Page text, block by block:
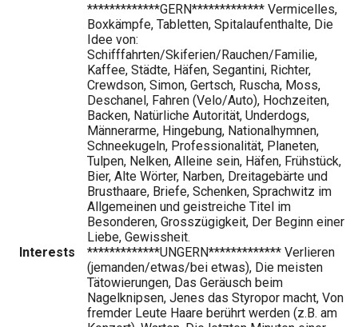
Interests
*************GERN************* Vermicelles,
Boxkämpfe, Tabletten, Spitalaufenthalte, Die
Idee von:
Schifffahrten/Skiferien/Rauchen/Familie,
Kaffee, Städte, Häfen, Segantini, Richter,
Crewdson, Simon, Gertsch, Ruscha, Moss,
Deschanel, Fahren (Velo/Auto), Hochzeiten,
Backen, Natürliche Autorität, Underdogs,
Männerarme, Hingebung, Nationalhymnen,
Schneekugeln, Professionalität, Planeten,
Tulpen, Nelken, Alleine sein, Häfen, Frühstück,
Bier, Alte Wörter, Narben, Dreitagebärte und
Brusthaare, Briefe, Schenken, Sprachwitz im
Allgemeinen und geistreiche Titel im
Besonderen, Grosszügigkeit, Der Beginn einer
Liebe, Gewissheit.
*************UNGERN************* Verlieren
(jemanden/etwas/bei etwas), Die meisten
Tätowierungen, Das Geräusch beim
Nagelknipsen, Jenes das Styropor macht, Von
fremder Leute Haare berührt werden (z.B. am